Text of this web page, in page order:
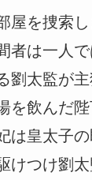
屋を捜索
者は一人
劉太監が主
を飲んだ
は皇太子
けつけ劉